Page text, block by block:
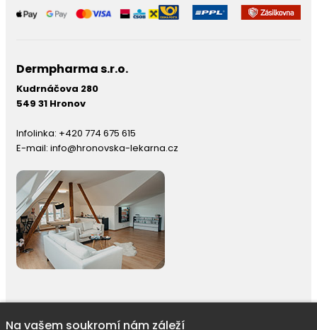
Dermpharma s.r.o.
Kudrnáčova 280
549 31 Hronov
Infolinka: +420 774 675 615
E-mail: info@hronovska-lekarna.cz
Na vašem soukromí nám záleží